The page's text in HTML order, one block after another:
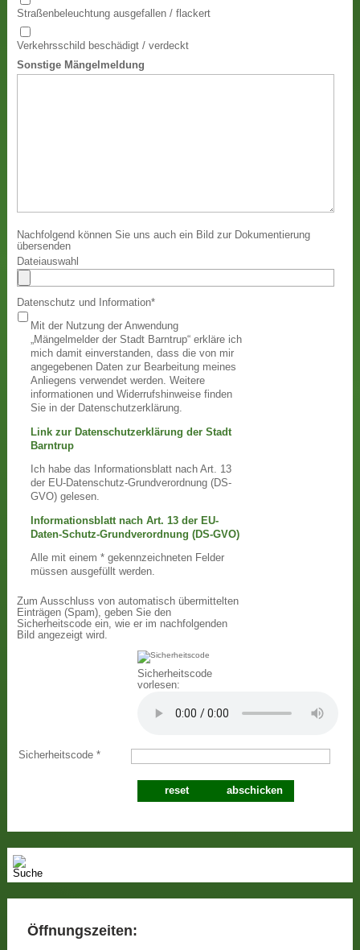
Straßenbeleuchtung ausgefallen / flackert
Verkehrsschild beschädigt / verdeckt
Sonstige Mängelmeldung
Nachfolgend können Sie uns auch ein Bild zur Dokumentierung
übersenden
Dateiauswahl
Datenschutz und Information*
Mit der Nutzung der Anwendung
„Mängelmelder der Stadt Barntrup“ erkläre ich
mich damit einverstanden, dass die von mir
angegebenen Daten zur Bearbeitung meines
Anliegens verwendet werden. Weitere
informationen und Widerrufshinweise finden
Sie in der Datenschutzerklärung.
Link zur Datenschutzerklärung der Stadt
Barntrup
Ich habe das Informationsblatt nach Art. 13
der EU-Datenschutz-Grundverordnung (DS-
GVO) gelesen.
Informationsblatt nach Art. 13 der EU-
Daten-Schutz-Grundverordnung (DS-GVO)
Alle mit einem * gekennzeichneten Felder
müssen ausgefüllt werden.
Zum Ausschluss von automatisch übermittelten
Einträgen (Spam), geben Sie den
Sicherheitscode ein, wie er im nachfolgenden
Bild angezeigt wird.
Sicherheitscode
vorlesen:
Sicherheitscode*
Öffnungszeiten: